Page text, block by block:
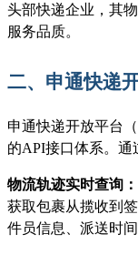
头部快递企业，其
服务品质。
二、申通快递
申通快递开放平台（
的API接口体系。通
物流轨迹实时查询：
获取包裹从揽收到
件员信息、派送时